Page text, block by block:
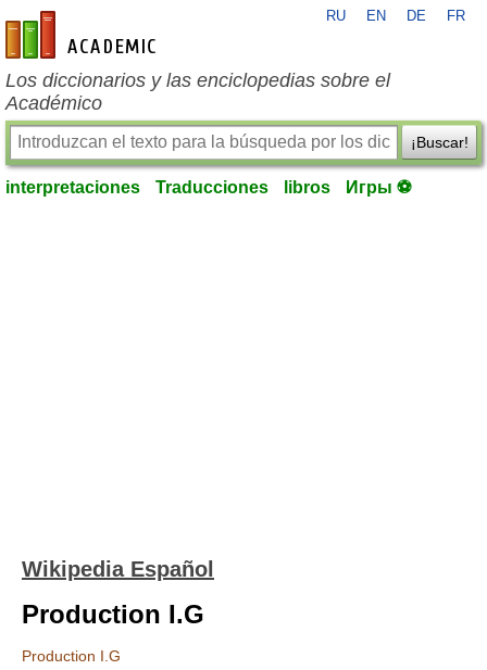
es-academic.com
RU EN DE FR
Los diccionarios y las enciclopedias sobre el
Académico
¡Buscar!
interpretaciones Traducciones libros Игры ⚽
Wikipedia Español
Production I.G
Production I.G